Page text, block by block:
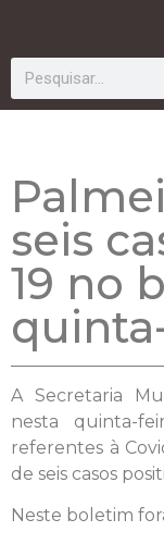
seis
19 no
A Secretaria
nesta quinta-
referentes à
de seis casos
Neste boletim